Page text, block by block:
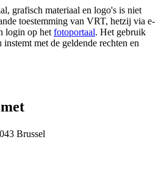
grafisch materiaal en logo's is niet
toestemming van VRT, hetzij via e-
login op het fotoportaal. Het gebruik
met de geldende rechten en
Brussel